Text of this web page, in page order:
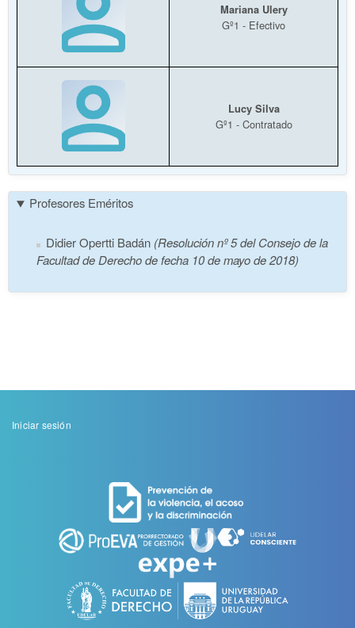
Mariana Ulery
Gº1 - Efectivo
Lucy Silva
Gº1 - Contratado
Profesores Eméritos
Didier Opertti Badán (Resolución nº 5 del Consejo de la
Facultad de Derecho de fecha 10 de mayo de 2018)
Menu
Iniciar sesión